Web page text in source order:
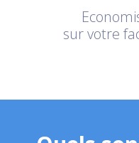
sur votre